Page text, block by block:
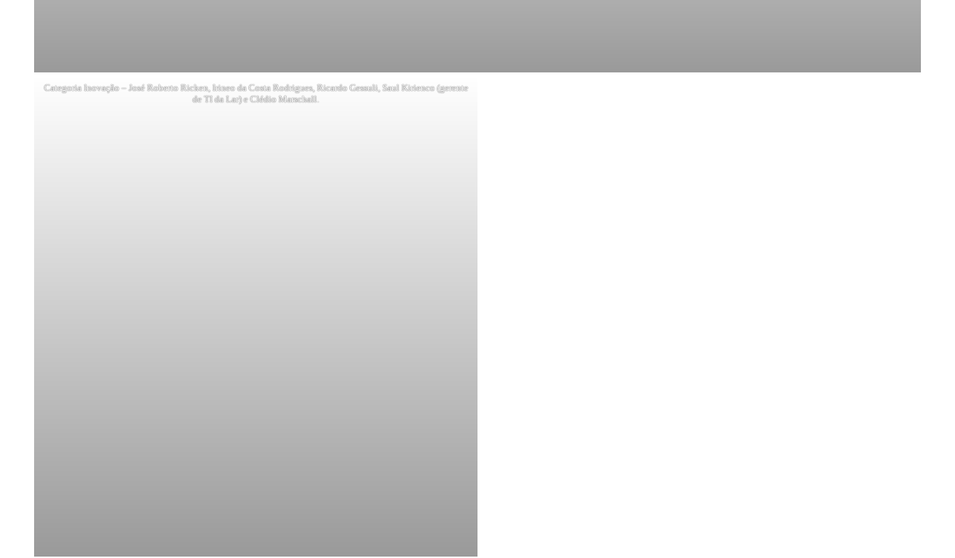
Categoria Inovação – José Roberto Ricken, Irineo da Costa Rodrigues, Ricardo Gessuli, Saul Kirienco (gerente
de TI da Lar) e Clédio Marschall.